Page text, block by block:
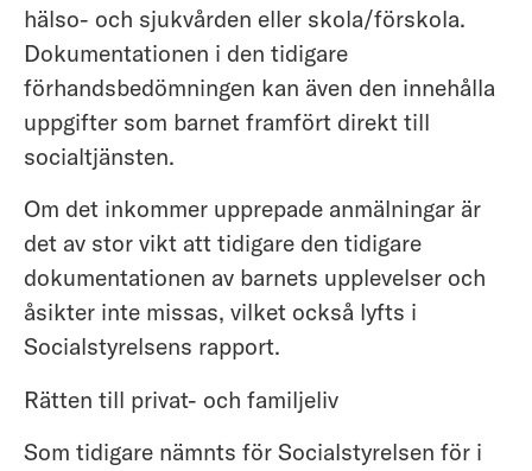
hälso- och sjukvården eller skola/förskola.
Dokumentationen i den tidigare
förhandsbedömningen kan även den innehålla
uppgifter som barnet framfört direkt till
socialtjänsten.
Om det inkommer upprepade anmälningar är
det av stor vikt att tidigare den tidigare
dokumentationen av barnets upplevelser och
åsikter inte missas, vilket också lyfts i
Socialstyrelsens rapport.
Rätten till privat- och familjeliv
Som tidigare nämnts för Socialstyrelsen för i